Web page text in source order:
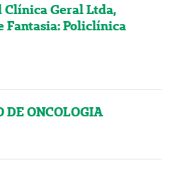
Clínica Geral Ltda,
Fantasia: Policlínica
DE ONCOLOGIA